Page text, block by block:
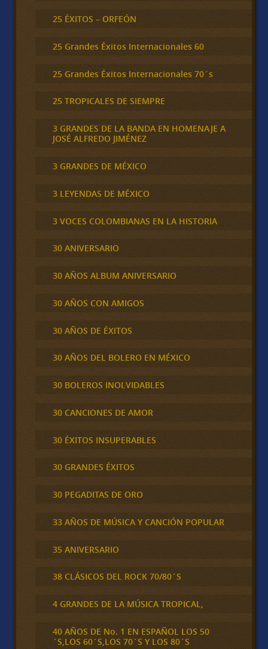
25 ÉXITOS – ORFEÓN
25 Grandes Éxitos Internacionales 60
25 Grandes Éxitos Internacionales 70´s
25 TROPICALES DE SIEMPRE
3 GRANDES DE LA BANDA EN HOMENAJE A
JOSÉ ALFREDO JIMÉNEZ
3 GRANDES DE MÉXICO
3 LEYENDAS DE MÉXICO
3 VOCES COLOMBIANAS EN LA HISTORIA
30 ANIVERSARIO
30 AÑOS ALBUM ANIVERSARIO
30 AÑOS CON AMIGOS
30 AÑOS DE ÉXITOS
30 AÑOS DEL BOLERO EN MÉXICO
30 BOLEROS INOLVIDABLES
30 CANCIONES DE AMOR
30 ÉXITOS INSUPERABLES
30 GRANDES ÉXITOS
30 PEGADITAS DE ORO
33 AÑOS DE MÚSICA Y CANCIÓN POPULAR
35 ANIVERSARIO
38 CLÁSICOS DEL ROCK 70/80´S
4 GRANDES DE LA MÚSICA TROPICAL,
40 AÑOS DE No. 1 EN ESPAÑOL LOS 50
´S,LOS 60´S,LOS 70´S Y LOS 80´S